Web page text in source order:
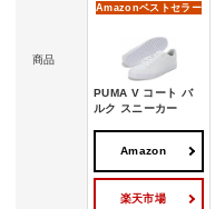
商品
Amazonベストセラー
PUMA V コート バ
ルク スニーカー
Amazon
楽天市場